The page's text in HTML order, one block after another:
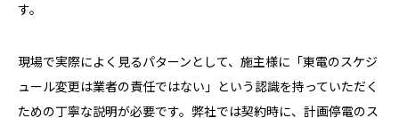
す。
現場で実際によく見るパターンとして、施主様に「東電のスケジ
ュール変更は業者の責任ではない」という認識を持っていただく
ための丁寧な説明が必要です。弊社では契約時に、計画停電のス